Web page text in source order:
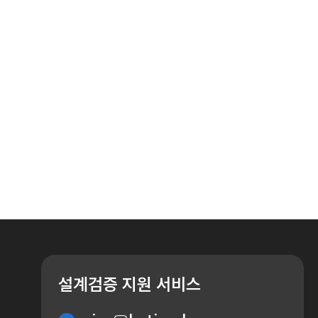
설계검증 지원 서비스